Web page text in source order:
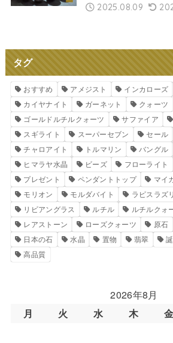
2025.08.09
タグ
おすすめ アメジスト インカローズ
カイヤナイト
ガーネット
クォーツ
ゴールドルチルクォーツ
サファイア
スギライト
スーパーセブン セール
チャロアイト
トルマリン バングル
ヒマラヤ水晶
ビーズ フローライト
プレゼント
ペンダントトップ マイ
モリオン
モルダバイト ラピスラズリ
リビアングラス
ルチル ルチルクォ
レアストーン
ローズクォーツ 原石
日本の石
水晶 置物 翡翠
高品質
2026年8月
月
火 水 木 金